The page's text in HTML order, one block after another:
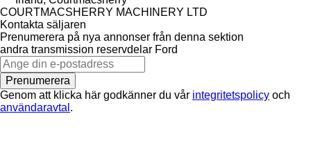
COURTMACSHERRY MACHINERY LTD
Kontakta säljaren
Prenumerera på nya annonser från denna sektion
andra transmission reservdelar Ford
Prenumerera
Genom att klicka här godkänner du vår integritetspolicy och
användaravtal .